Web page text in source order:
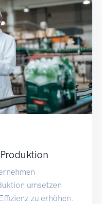
umsetzen
zu erhöhen.